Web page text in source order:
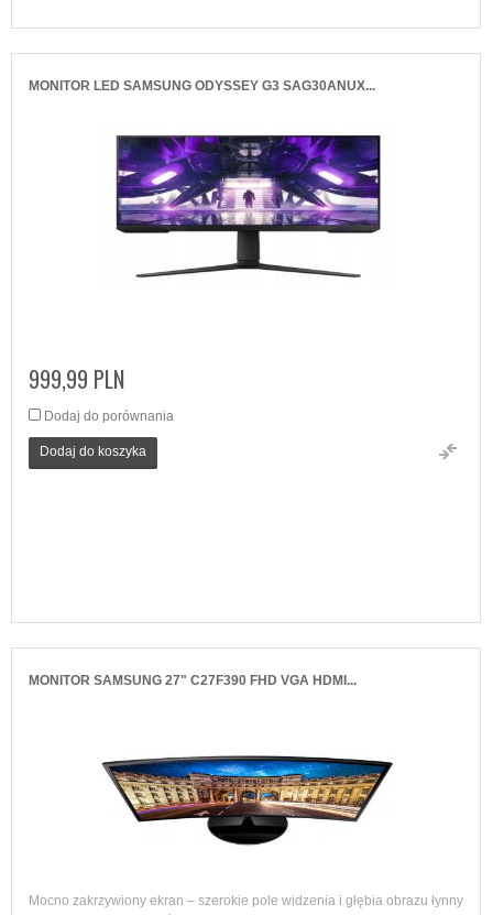
MONITOR LED SAMSUNG ODYSSEY G3 SAG30ANUX...
999,99 PLN
Dodaj do porównania
Dodaj do koszyka
MONITOR SAMSUNG 27" C27F390 FHD VGA HDMI...
Mocno zakrzywiony ekran – szerokie pole widzenia i głębia obrazu łynny